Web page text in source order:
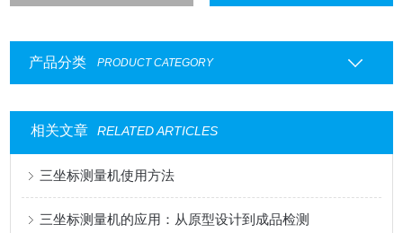
产品分类 PRODUCT CATEGORY
相关文章 RELATED ARTICLES
三坐标测量机使用方法
三坐标测量机的应用：从原型设计到成品检测